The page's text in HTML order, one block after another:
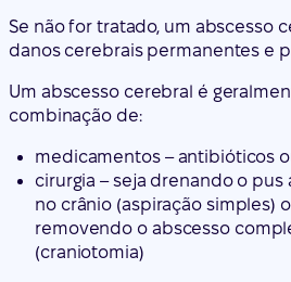
Se não for tratado, um abscesso
danos cerebrais permanentes e
Um abscesso cerebral é
combinação de:
medicamentos – antibióticos
cirurgia – seja drenando o
no crânio (aspiração simples)
removendo o abscesso
(craniotomia)